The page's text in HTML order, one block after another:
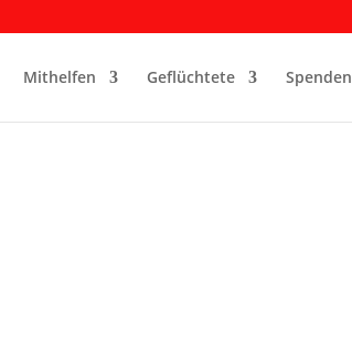
Mithelfen Geflüchtete Spenden